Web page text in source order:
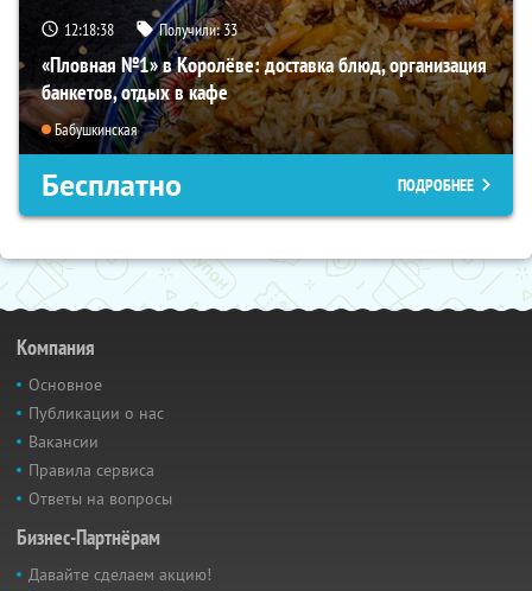
12:18:37 Получили:33
«Пловная №1» в Королёве: доставка блюд, организация
банкетов, отдых в кафе
Бабушкинская
Бесплатно ПОДРОБНЕЕ
Компания
Основное
Публикации о нас
Вакансии
Правила сервиса
Ответы на вопросы
Бизнес-Партнёрам
Давайте сделаем акцию!